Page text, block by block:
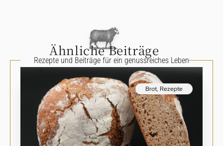
Ähnliche Beiträge
Rezepte und Beiträge für ein genussreiches Leben
Brot, Rezepte